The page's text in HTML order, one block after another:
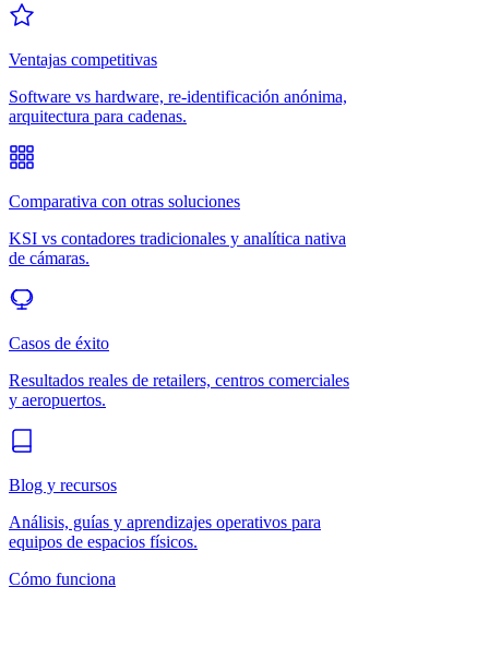
Ventajas competitivas
Software vs hardware, re-identificación anónima,
arquitectura para cadenas.
Comparativa con otras soluciones
KSI vs contadores tradicionales y analítica nativa
de cámaras.
Casos de éxito
Resultados reales de retailers, centros comerciales
y aeropuertos.
Blog y recursos
Análisis, guías y aprendizajes operativos para
equipos de espacios físicos.
Cómo funciona